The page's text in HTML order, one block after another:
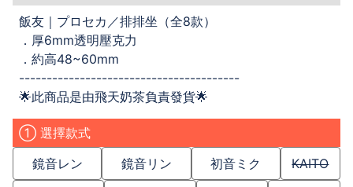
飯友｜プロセカ／排排坐（全8款）
．厚6mm透明壓克力
．約高48~60mm
----------------------------------------
🌟此商品是由飛天奶茶負責發貨🌟
① 選擇款式
鏡音レン
鏡音リン 初音ミク KAITO